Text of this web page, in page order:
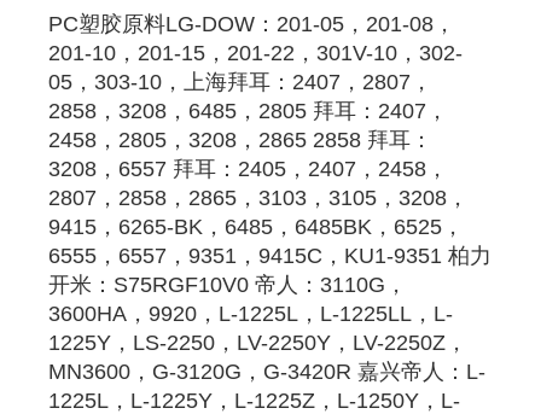
PC塑胶原料LG-DOW：201-05，201-08，
201-10，201-15，201-22，301V-10，302-
05，303-10， 上海拜耳 ：2407，2807，
2858，3208，6485， 2805 拜耳 ：2407，
2458， 2805 ，3208，2865 2858 拜耳 ：
3208，6557 拜耳 ：2405，2407，2458，
2807，2858，2865，3103，3105，3208，
9415，6265-BK，6485，6485BK，6525，
6555，6557，9351，9415C，KU1-9351 柏力
开米：S75RGF10V0 帝人：3110G，
3600HA，9920，L-1225L，L-1225LL，L-
1225Y，LS-2250，LV-2250Y，LV-2250Z，
MN3600，G-3120G，G-3420R 嘉兴帝人：L-
1225L，L-1225Y，L-1225Z，L-1250Y，L-